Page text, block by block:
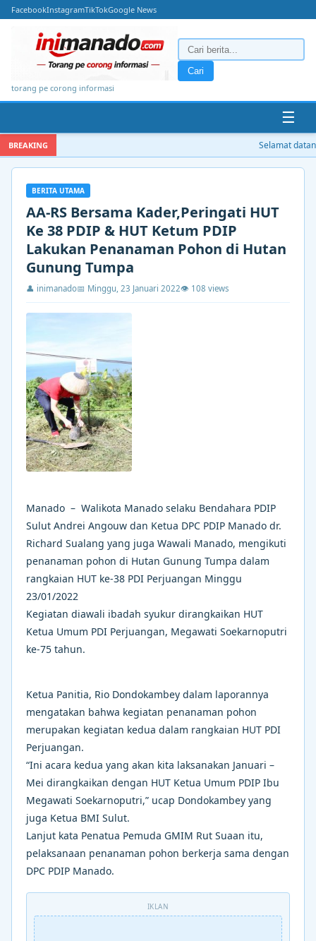
FacebookInstagramTikTokGoogle News
torang pe corong informasi
Cari
☰
BREAKING Selamat
BERITA UTAMA
AA-RS Bersama Kader,Peringati HUT
Ke 38 PDIP & HUT Ketum PDIP
Lakukan Penanaman Pohon di Hutan
Gunung Tumpa
👤 inimanado📅 Minggu, 23 Januari 2022👁 108 views
Manado – Walikota Manado selaku Bendahara PDIP
Sulut Andrei Angouw dan Ketua DPC PDIP Manado dr.
Richard Sualang yang juga Wawali Manado, mengikuti
penanaman pohon di Hutan Gunung Tumpa dalam
rangkaian HUT ke-38 PDI Perjuangan Minggu
23/01/2022
Kegiatan diawali ibadah syukur dirangkaikan HUT
Ketua Umum PDI Perjuangan, Megawati Soekarnoputri
ke-75 tahun.
Ketua Panitia, Rio Dondokambey dalam laporannya
mengatakan bahwa kegiatan penanaman pohon
merupakan kegiatan kedua dalam rangkaian HUT PDI
Perjuangan.
“Ini acara kedua yang akan kita laksanakan Januari –
Mei dirangkaikan dengan HUT Ketua Umum PDIP Ibu
Megawati Soekarnoputri,” ucap Dondokambey yang
juga Ketua BMI Sulut.
Lanjut kata Penatua Pemuda GMIM Rut Suaan itu,
pelaksanaan penanaman pohon berkerja sama dengan
DPC PDIP Manado.
IKLAN